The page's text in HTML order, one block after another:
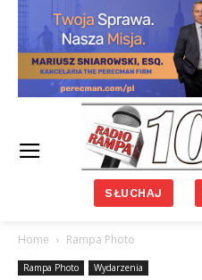
SŁUCHAJ
Home Rampa Photo
Rampa Photo Wydarzenia